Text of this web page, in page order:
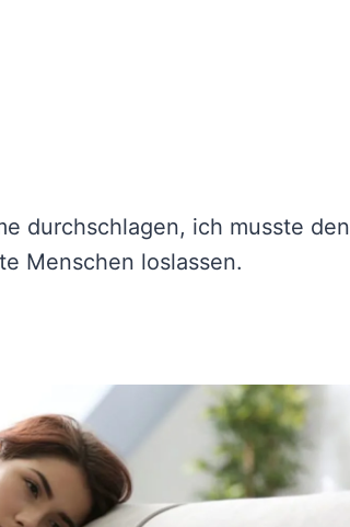
durchschlagen, ich musste den
Menschen loslassen.